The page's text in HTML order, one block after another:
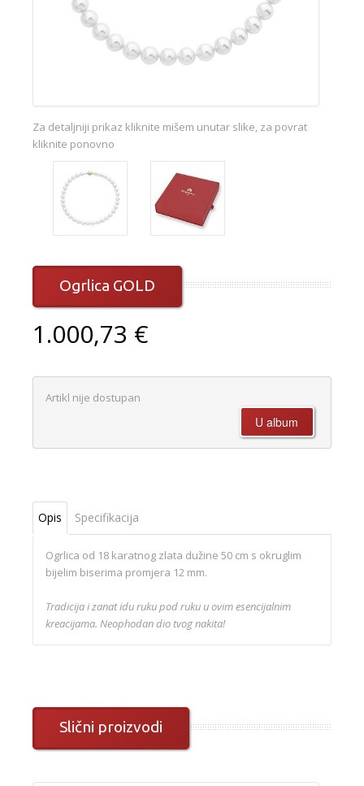
Za detaljniji prikaz kliknite mišem unutar slike, za povrat
kliknite ponovno
Ogrlica GOLD
1.000,73 €
Artikl nije dostupan
Opis Specifikacija
Ogrlica od 18 karatnog zlata dužine 50 cm s okruglim
bijelim biserima promjera 12 mm.
Tradicija i zanat idu ruku pod ruku u ovim esencijalnim
kreacijama. Neophodan dio tvog nakita!
Slični proizvodi